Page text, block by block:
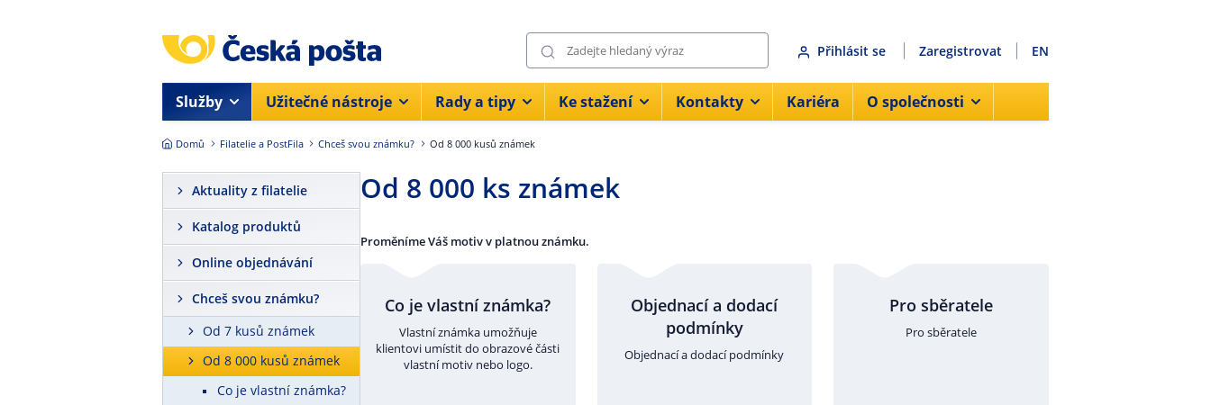
Přihlásit se Zaregistrovat EN
Služby Užitečné nástroje Rady a tipy Ke stažení Kontakty Kariéra O společnosti
Domů Filatelie a PostFila Chceš svou známku? Od 8 000 kusů známek
Aktuality z filatelie
Katalog produktů
Online objednávání
Chceš svou známku?
Od 7 kusů známek
Od 8 000 kusů známek
Co je vlastní známka?
Od 8 000 ks známek
Proměníme Váš motiv v platnou známku.
Co je vlastní známka?
Vlastní známka umožňuje
klientovi umístit do obrazové části
vlastní motiv nebo logo.
Objednací a dodací
podmínky
Objednací a dodací podmínky
Pro sběratele
Pro sběratele